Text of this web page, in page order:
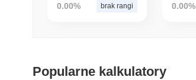
0.00% brak rangi 0.00%
Popularne kalkulatory